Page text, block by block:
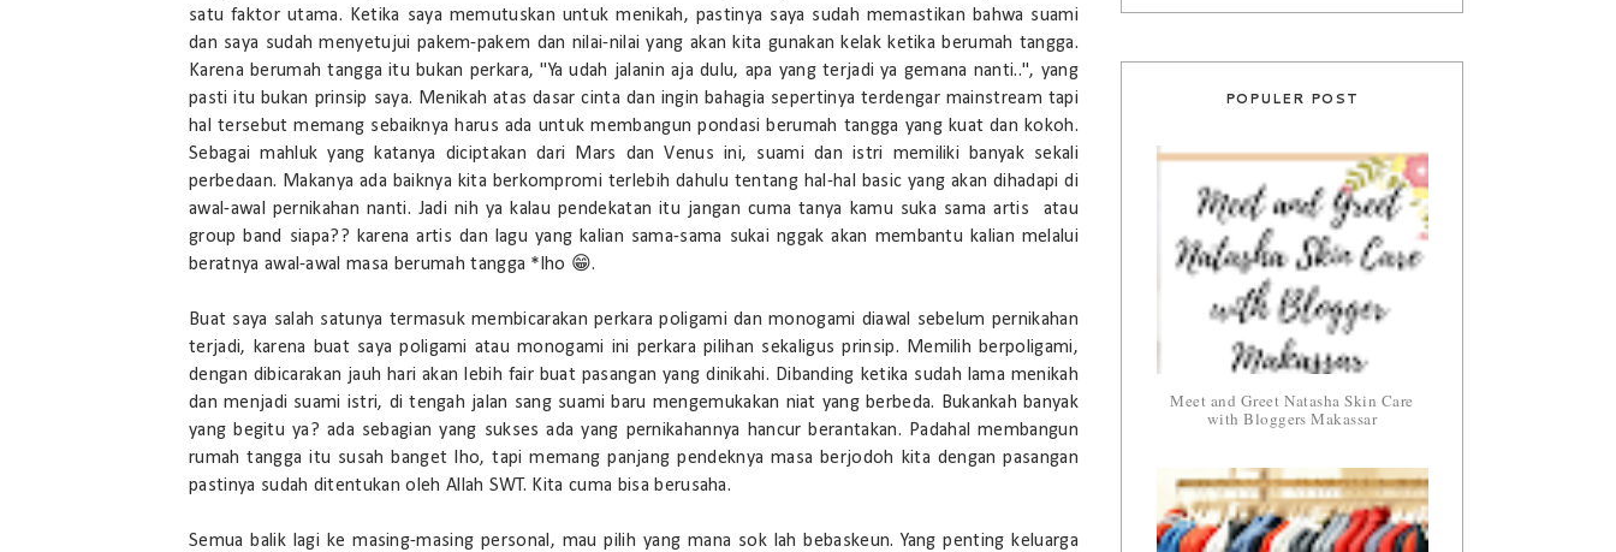
satu faktor utama. Ketika saya memutuskan untuk menikah, pastinya saya sudah memastikan bahwa suami
dan saya sudah menyetujui pakem-pakem dan nilai-nilai yang akan kita gunakan kelak ketika berumah tangga.
Karena berumah tangga itu bukan perkara, "Ya udah jalanin aja dulu, apa yang terjadi ya gemana nanti..", yang
pasti itu bukan prinsip saya. Menikah atas dasar cinta dan ingin bahagia sepertinya terdengar mainstream tapi
hal tersebut memang sebaiknya harus ada untuk membangun pondasi berumah tangga yang kuat dan kokoh.
Sebagai mahluk yang katanya diciptakan dari Mars dan Venus ini, suami dan istri memiliki banyak sekali
perbedaan. Makanya ada baiknya kita berkompromi terlebih dahulu tentang hal-hal basic yang akan dihadapi di
awal-awal pernikahan nanti. Jadi nih ya kalau pendekatan itu jangan cuma tanya kamu suka sama artis atau
group band siapa?? karena artis dan lagu yang kalian sama-sama sukai nggak akan membantu kalian melalui
beratnya awal-awal masa berumah tangga *lho 😁.
Buat saya salah satunya termasuk membicarakan perkara poligami dan monogami diawal sebelum pernikahan
terjadi, karena buat saya poligami atau monogami ini perkara pilihan sekaligus prinsip. Memilih berpoligami,
dengan dibicarakan jauh hari akan lebih fair buat pasangan yang dinikahi. Dibanding ketika sudah lama menikah
dan menjadi suami istri, di tengah jalan sang suami baru mengemukakan niat yang berbeda. Bukankah banyak
yang begitu ya? ada sebagian yang sukses ada yang pernikahannya hancur berantakan. Padahal membangun
rumah tangga itu susah banget lho, tapi memang panjang pendeknya masa berjodoh kita dengan pasangan
pastinya sudah ditentukan oleh Allah SWT. Kita cuma bisa berusaha.
Semua balik lagi ke masing-masing personal, mau pilih yang mana sok lah bebaskeun. Yang penting keluarga
POPULER POST
Meet and Greet Natasha Skin Care
with Bloggers Makassar